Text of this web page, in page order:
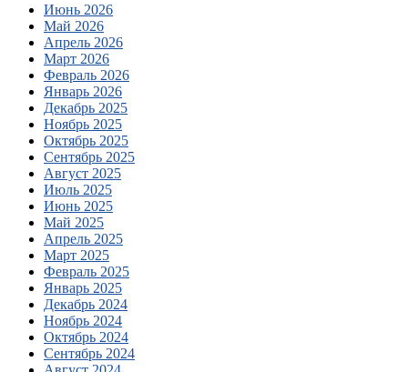
Июнь 2026
Май 2026
Апрель 2026
Март 2026
Февраль 2026
Январь 2026
Декабрь 2025
Ноябрь 2025
Октябрь 2025
Сентябрь 2025
Август 2025
Июль 2025
Июнь 2025
Май 2025
Апрель 2025
Март 2025
Февраль 2025
Январь 2025
Декабрь 2024
Ноябрь 2024
Октябрь 2024
Сентябрь 2024